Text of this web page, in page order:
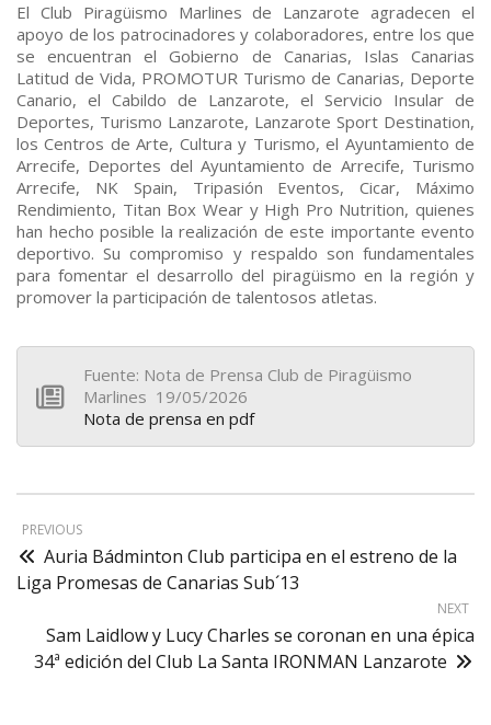
El Club Piragüismo Marlines de Lanzarote agradecen el
apoyo de los patrocinadores y colaboradores, entre los que
se encuentran el Gobierno de Canarias, Islas Canarias
Latitud de Vida, PROMOTUR Turismo de Canarias, Deporte
Canario, el Cabildo de Lanzarote, el Servicio Insular de
Deportes, Turismo Lanzarote, Lanzarote Sport Destination,
los Centros de Arte, Cultura y Turismo, el Ayuntamiento de
Arrecife, Deportes del Ayuntamiento de Arrecife, Turismo
Arrecife, NK Spain, Tripasión Eventos, Cicar, Máximo
Rendimiento, Titan Box Wear y High Pro Nutrition, quienes
han hecho posible la realización de este importante evento
deportivo. Su compromiso y respaldo son fundamentales
para fomentar el desarrollo del piragüismo en la región y
promover la participación de talentosos atletas.
Fuente: Nota de Prensa Club de Piragüismo
Marlines 19/05/2026
Nota de prensa en pdf
PREVIOUS
Auria Bádminton Club participa en el estreno de la
Liga Promesas de Canarias Sub´13
NEXT
Sam Laidlow y Lucy Charles se coronan en una épica
34ª edición del Club La Santa IRONMAN Lanzarote